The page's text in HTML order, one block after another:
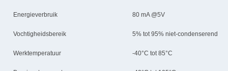
Energieverbruik 80 mA @5V
Vochtigheidsbereik 5% tot 95% niet-condenserend
Werktemperatuur -40°C tot 85°C